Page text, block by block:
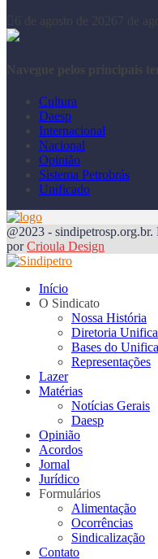
Navegue pelos principais
Cultura
Daesp
Internacional
Nacional
Opinião
Sistema Petrobrás
Unificado
@2023 -
porCrioula Design
Início
O Sindicato
Nossa História
Diretoria
Bases do
Representações
Lazer
Matérias
Notícias Gerais
Daesp
Opinião
Acordos
Jornal
Jurídico
Formulários
Alimentação
Ocorrências
Sindicalização
Contato